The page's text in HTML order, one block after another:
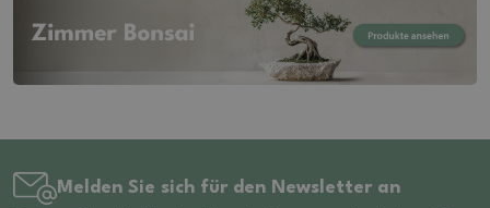
Melden Sie sich für den Newsletter an